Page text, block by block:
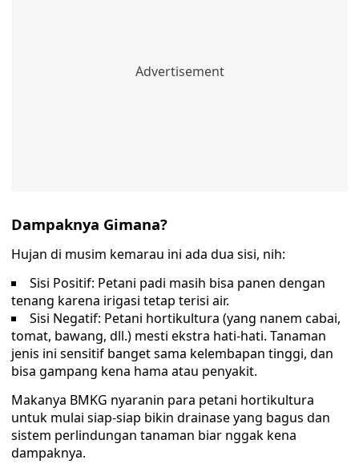
Dampaknya Gimana?
Hujan di musim kemarau ini ada dua sisi, nih:
Sisi Positif: Petani padi masih bisa panen dengan
tenang karena irigasi tetap terisi air.
Sisi Negatif: Petani hortikultura (yang nanem cabai,
tomat, bawang, dll.) mesti ekstra hati-hati. Tanaman
jenis ini sensitif banget sama kelembapan tinggi, dan
bisa gampang kena hama atau penyakit.
Makanya BMKG nyaranin para petani hortikultura
untuk mulai siap-siap bikin drainase yang bagus dan
sistem perlindungan tanaman biar nggak kena
dampaknya.